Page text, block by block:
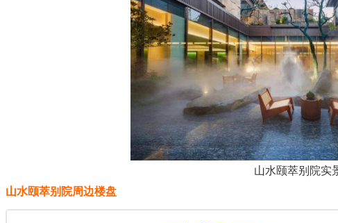
山水颐萃别院实
山水颐萃别院周边楼盘